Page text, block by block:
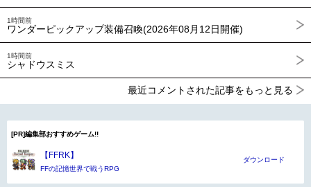
1時間前
ワンダーピックアップ装備召喚(2026年08月12日開催)
1時間前
シャドウスミス
最近コメントされた記事をもっと見る
[PR]編集部おすすめゲーム!!
【FFRK】
FFの記憶世界で戦うRPG
ダウンロード